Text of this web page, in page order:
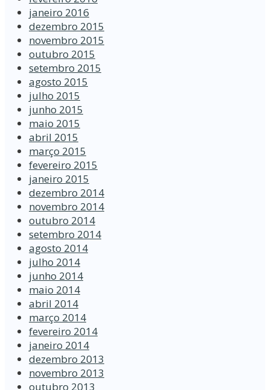
janeiro 2016
dezembro 2015
novembro 2015
outubro 2015
setembro 2015
agosto 2015
julho 2015
junho 2015
maio 2015
abril 2015
março 2015
fevereiro 2015
janeiro 2015
dezembro 2014
novembro 2014
outubro 2014
setembro 2014
agosto 2014
julho 2014
junho 2014
maio 2014
abril 2014
março 2014
fevereiro 2014
janeiro 2014
dezembro 2013
novembro 2013
outubro 2013